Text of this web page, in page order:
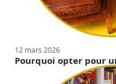
12 mars 2026
Pourquoi opter pour